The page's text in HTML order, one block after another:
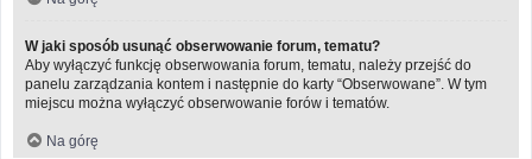
W jaki sposób usunąć obserwowanie forum, tematu?
Aby wyłączyć funkcję obserwowania forum, tematu, należy przejść do
panelu zarządzania kontem i następnie do karty “Obserwowane”. W tym
miejscu można wyłączyć obserwowanie forów i tematów.
Na górę